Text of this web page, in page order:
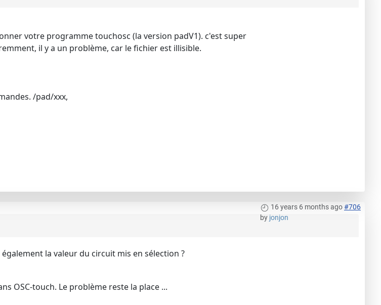
votre programme touchosc (la version padV1). c'est super
il y a un problème, car le fichier est illisible.
/pad/xxx,
16 years 6 months ago#706
by jonjon
la valeur du circuit mis en sélection ?
OSC-touch. Le problème reste la place ...